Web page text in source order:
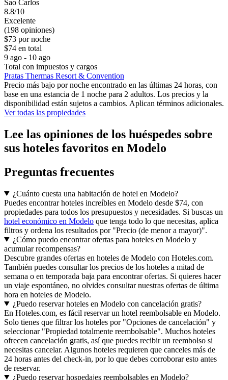
Sao Carlos
8.8/10
Excelente
(198 opiniones)
$73 por noche
$74 en total
9 ago - 10 ago
Total con impuestos y cargos
Pratas Thermas Resort & Convention
Precio más bajo por noche encontrado en las últimas 24 horas, con
base en una estancia de 1 noche para 2 adultos. Los precios y la
disponibilidad están sujetos a cambios. Aplican términos adicionales.
Ver todas las propiedades
Lee las opiniones de los huéspedes sobre
sus hoteles favoritos en Modelo
Preguntas frecuentes
¿Cuánto cuesta una habitación de hotel en Modelo?
Puedes encontrar hoteles increíbles en Modelo desde $74, con
propiedades para todos los presupuestos y necesidades. Si buscas un
hotel económico en Modelo que tenga todo lo que necesitas, aplica
filtros y ordena los resultados por "Precio (de menor a mayor)".
¿Cómo puedo encontrar ofertas para hoteles en Modelo y
acumular recompensas?
Descubre grandes ofertas en hoteles de Modelo con Hoteles.com.
También puedes consultar los precios de los hoteles a mitad de
semana o en temporada baja para encontrar ofertas. Si quieres hacer
un viaje espontáneo, no olvides consultar nuestras ofertas de última
hora en hoteles de Modelo.
¿Puedo reservar hoteles en Modelo con cancelación gratis?
En Hoteles.com, es fácil reservar un hotel reembolsable en Modelo.
Solo tienes que filtrar los hoteles por "Opciones de cancelación" y
seleccionar "Propiedad totalmente reembolsable". Muchos hoteles
ofrecen cancelación gratis, así que puedes recibir un reembolso si
necesitas cancelar. Algunos hoteles requieren que canceles más de
24 horas antes del check-in, por lo que debes corroborar esto antes
de reservar.
¿Puedo reservar hospedajes reembolsables en Modelo?